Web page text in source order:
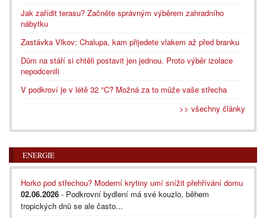
Jak zařídit terasu? Začněte správným výběrem zahradního
nábytku
Zastávka Vlkov: Chalupa, kam přijedete vlakem až před branku
Dům na stáří si chtěli postavit jen jednou. Proto výběr izolace
nepodcenili
V podkroví je v létě 32 °C? Možná za to může vaše střecha
>> všechny články
ENERGIE
Horko pod střechou? Moderní krytiny umí snížit přehřívání domu
02.06.2026 - Podkrovní bydlení má své kouzlo, během
tropických dnů se ale často...